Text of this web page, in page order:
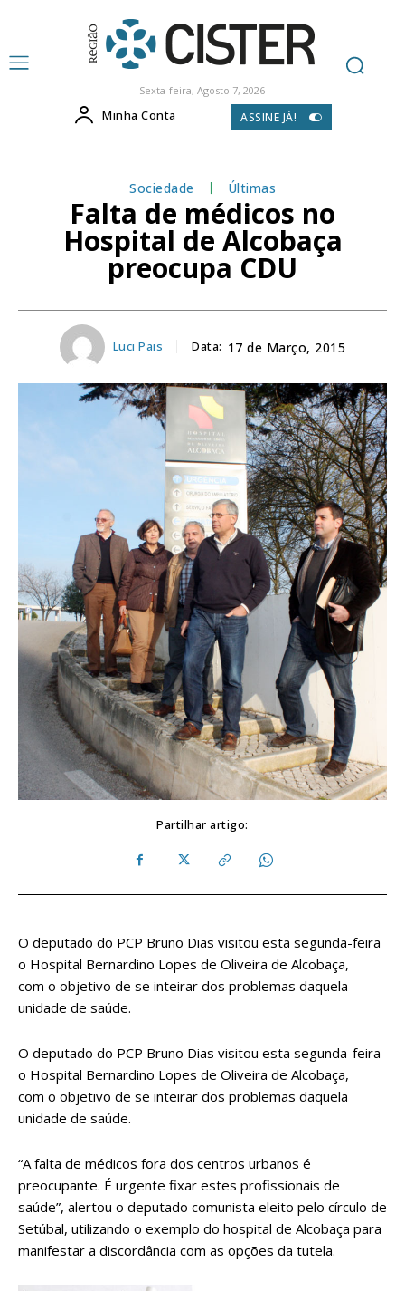
Sexta-feira, Agosto 7, 2026
Minha Conta ASSINE JÁ!
Sociedade Últimas
Falta de médicos no
Hospital de Alcobaça
preocupa CDU
Luci Pais Data: 17 de Março, 2015
Partilhar artigo:
O deputado do PCP Bruno Dias visitou esta segunda-feira
o Hospital Bernardino Lopes de Oliveira de Alcobaça,
com o objetivo de se inteirar dos problemas daquela
unidade de saúde.
O deputado do PCP Bruno Dias visitou esta segunda-feira
o Hospital Bernardino Lopes de Oliveira de Alcobaça,
com o objetivo de se inteirar dos problemas daquela
unidade de saúde.
“A falta de médicos fora dos centros urbanos é
preocupante. É urgente fixar estes profissionais de
saúde”, alertou o deputado comunista eleito pelo círculo de
Setúbal, utilizando o exemplo do hospital de Alcobaça para
manifestar a discordância com as opções da tutela.